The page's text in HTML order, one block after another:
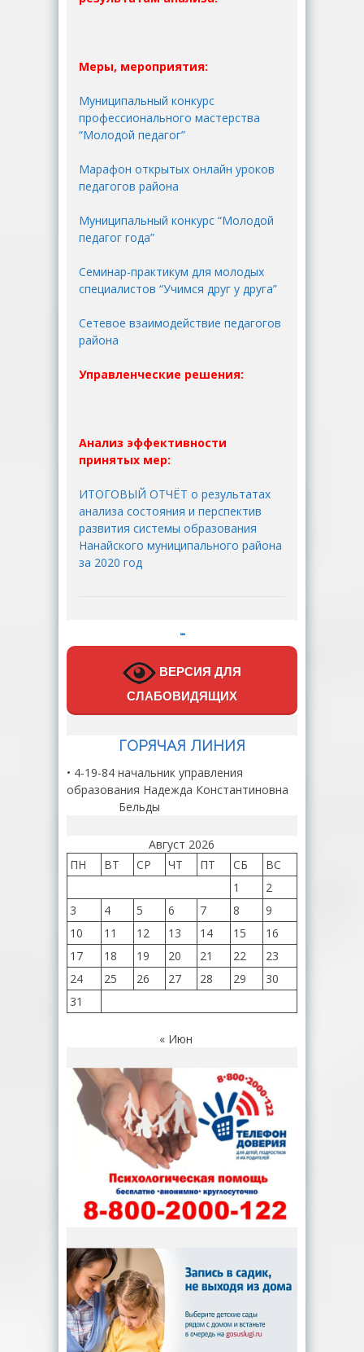
Меры, мероприятия:
Муниципальный конкурс
профессионального мастерства
“Молодой педагог”
Марафон открытых онлайн уроков
педагогов района
Муниципальный конкурс “Молодой
педагог года”
Семинар-практикум для молодых
специалистов “Учимся друг у друга”
Сетевое взаимодействие педагогов
района
Управленческие решения:
Анализ эффективности
принятых мер:
ИТОГОВЫЙ ОТЧЁТ о результатах
анализа состояния и перспектив
развития системы образования
Нанайского муниципального района
за 2020 год
…
ВЕРСИЯ ДЛЯ
СЛАБОВИДЯЩИХ
ГОРЯЧАЯ ЛИНИЯ
• 4-19-84 начальник управления
образования Надежда Константиновна
Бельды
Август 2026
ПН
ВТ СР ЧТ ПТ СБ
ВС
1
2
3
4 5 6 7 8
9
10
11 12 13 14 15
16
17
18 19 20 21 22
23
24
25 26 27 28 29
30
31
« Июн